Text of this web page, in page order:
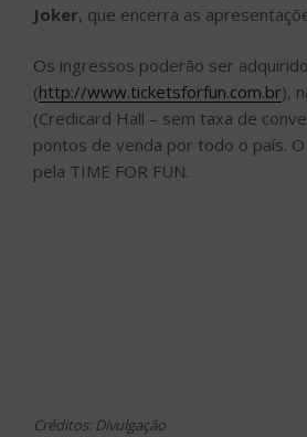
Joker, que encerra as
Os ingressos poderão ser
(http://www.ticketsforfun.com.br),
(Credicard Hall – sem taxa de
pontos de venda por todo o país.
pela TIME FOR FUN.
Créditos: Divulgação